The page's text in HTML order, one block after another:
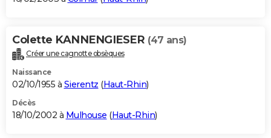
Colette KANNENGIESER (47 ans)
Créer une cagnotte obsèques
Naissance
02/10/1955 à Sierentz (Haut-Rhin)
Décès
18/10/2002 à Mulhouse (Haut-Rhin)